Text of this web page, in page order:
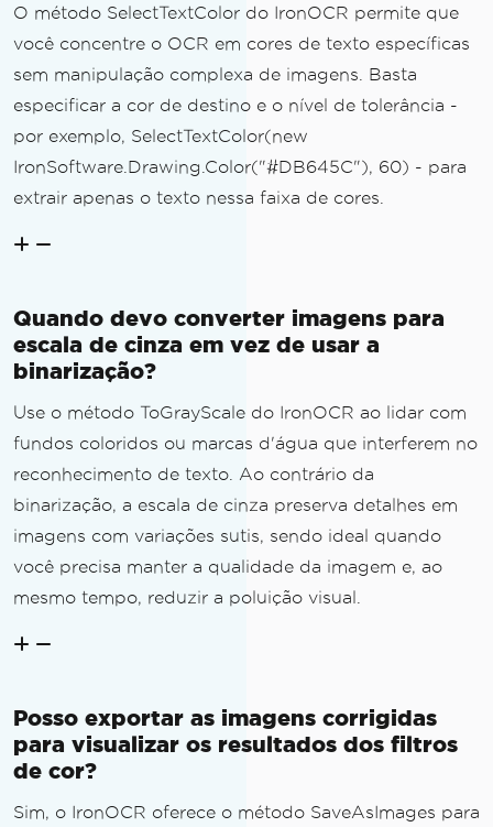
O método SelectTextColor do IronOCR permite que
você concentre o OCR em cores de texto específicas
sem manipulação complexa de imagens. Basta
especificar a cor de destino e o nível de tolerância -
por exemplo, SelectTextColor(new
IronSoftware.Drawing.Color("#DB645C"), 60) - para
extrair apenas o texto nessa faixa de cores.
Quando devo converter imagens para
escala de cinza em vez de usar a
binarização?
Use o método ToGrayScale do IronOCR ao lidar com
fundos coloridos ou marcas d'água que interferem no
reconhecimento de texto. Ao contrário da
binarização, a escala de cinza preserva detalhes em
imagens com variações sutis, sendo ideal quando
você precisa manter a qualidade da imagem e, ao
mesmo tempo, reduzir a poluição visual.
Posso exportar as imagens corrigidas
para visualizar os resultados dos filtros
de cor?
Sim, o IronOCR oferece o método SaveAsImages para